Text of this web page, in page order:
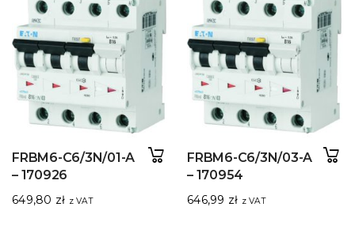
FRBM6-C6/3N/01-A
– 170926
649,80 zł z VAT
FRBM6-C6/3N/03-A
– 170954
646,99 zł z VAT